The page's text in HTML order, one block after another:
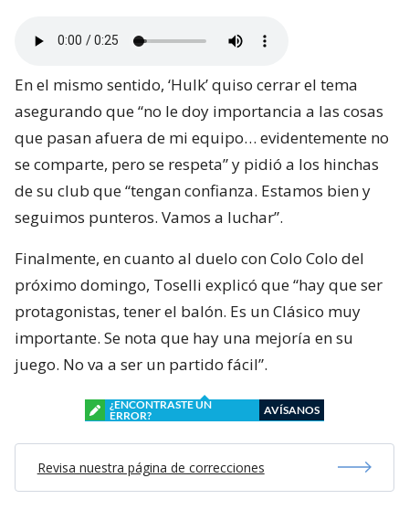
En el mismo sentido, ‘Hulk’ quiso cerrar el tema
asegurando que “no le doy importancia a las cosas
que pasan afuera de mi equipo… evidentemente no
se comparte, pero se respeta” y pidió a los hinchas
de su club que “tengan confianza. Estamos bien y
seguimos punteros. Vamos a luchar”.
Finalmente, en cuanto al duelo con Colo Colo del
próximo domingo, Toselli explicó que “hay que ser
protagonistas, tener el balón. Es un Clásico muy
importante. Se nota que hay una mejoría en su
juego. No va a ser un partido fácil”.
¿ENCONTRASTE UN
ERROR?
AVÍSANOS
Revisa nuestra página de correcciones